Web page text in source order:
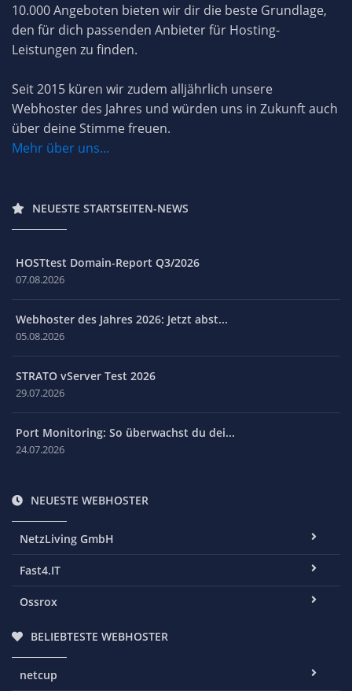
10.000 Angeboten bieten wir dir die beste Grundlage,
den für dich passenden Anbieter für Hosting-
Leistungen zu finden.
Seit 2015 küren wir zudem alljährlich unsere
Webhoster des Jahres und würden uns in Zukunft auch
über deine Stimme freuen.
Mehr über uns...
NEUESTE STARTSEITEN-NEWS
HOSTtest Domain-Report Q3/2026
07.08.2026
Webhoster des Jahres 2026: Jetzt abst...
05.08.2026
STRATO vServer Test 2026
29.07.2026
Port Monitoring: So überwachst du dei...
24.07.2026
NEUESTE WEBHOSTER
NetzLiving GmbH
Fast4.IT
Ossrox
BELIEBTESTE WEBHOSTER
netcup